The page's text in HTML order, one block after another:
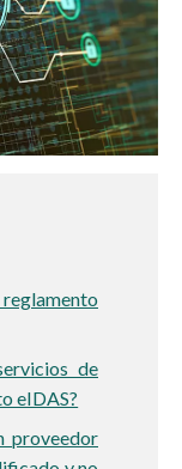
de
eIDAS?
proveedor